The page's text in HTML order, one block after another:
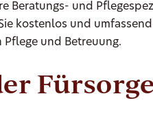
Beratungs- und
kostenlos und
Pflege und Betreuung.